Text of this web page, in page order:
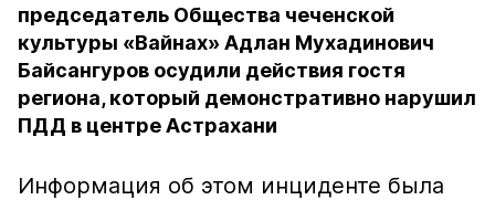
председатель Общества чеченской
культуры «Вайнах» Адлан Мухадинович
Байсангуров осудили действия гостя
региона, который демонстративно нарушил
ПДД в центре Астрахани
Информация об этом инциденте была